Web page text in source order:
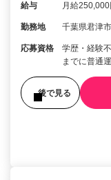
給与 月給
勤務地 千葉県君津
応募資格
学歴・経験
までに普通
後で見る